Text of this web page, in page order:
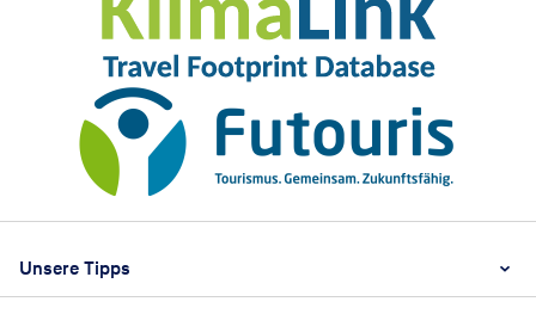
Unsere Tipps